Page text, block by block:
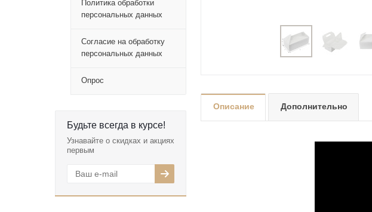
Политика обработки
персональных данных
Согласие на обработку
персональных данных
Опрос
Будьте всегда в курсе!
Узнавайте о скидках и акциях
первым
Описание Дополнительно